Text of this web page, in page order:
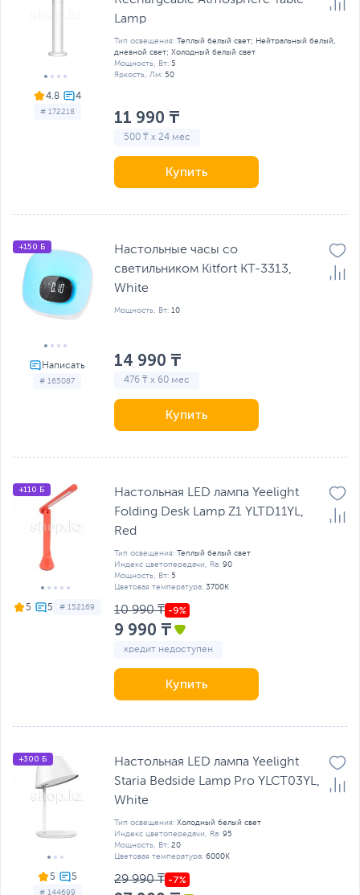
4.8
# 172218
Lamp
Тип освещения: Теплый белый свет; Нейтральный белый,
дневной свет; Холодный белый свет
Мощность, Вт: 5
Яркость, Лм: 50
11 990 ₸
500 ₸ x 24 мес
Купить
# 165087
+150 Б
Настольные часы со
светильником Kitfort КТ-3313,
White
Мощность, Вт: 10
14 990 ₸
476 ₸ x 60 мес
Купить
5 # 152169
+110 Б
Настольная LED лампа Yeelight
Folding Desk Lamp Z1 YLTD11YL,
Red
Тип освещения: Теплый белый свет
Индекс цветопередачи, Ra: 90
Мощность, Вт: 5
Цветовая температура: 3700K
10 990 ₸
9 990 ₸
кредит недоступен
Купить
5
# 144699
+300 Б
Настольная LED лампа Yeelight
Staria Bedside Lamp Pro YLCT03YL,
White
Тип освещения: Холодный белый свет
Индекс цветопередачи, Ra: 95
Мощность, Вт: 20
Цветовая температура: 6000K
29 990 ₸